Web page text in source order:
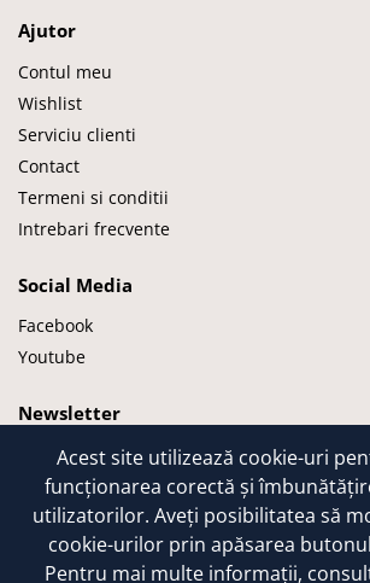
Ajutor
Contul meu
Wishlist
Serviciu clienti
Contact
Termeni si conditii
Intrebari frecvente
Social Media
Facebook
Youtube
Newsletter
© Kuiba Living SRL 2024
Realizat de RAAO.RO
Acest site utilizează cookie-uri
funcționarea corectă și
utilizatorilor. Aveți posibilitatea să
cookie-urilor prin apăsarea
Pentru mai multe informații,